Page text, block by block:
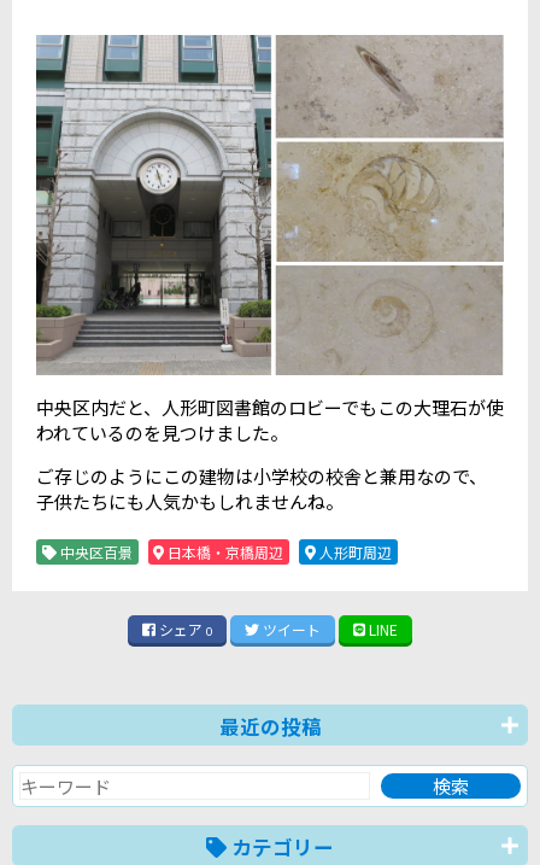
中央区内だと、人形町図書館のロビーでもこの大理石が使
われているのを見つけました。
ご存じのようにこの建物は小学校の校舎と兼用なので、
子供たちにも人気かもしれませんね。
中央区百景 日本橋・京橋周辺 人形町周辺
シェア 0 ツイート LINE
最近の投稿
カテゴリー